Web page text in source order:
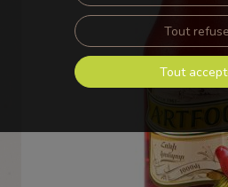
Tout
Tout